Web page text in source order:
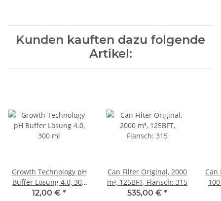
Kunden kauften dazu folgende
Artikel:
Growth Technology pH
Buffer Lösung 4.0, 300
ml
12,00 € *
Can Filter Original, 2000
m³, 125BFT, Flansch: 315
535,00 € *
Can